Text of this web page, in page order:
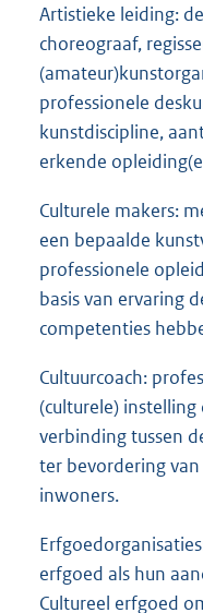
Artistieke leiding:
choreograaf,
professionele
kunstdiscipline,
erkende
Culturele makers:
een bepaalde
professionele
basis van ervaring
competenties
Cultuurcoach:
(culturele)
verbinding tussen
ter bevordering
inwoners.
erfgoed als hun
Cultureel erfgoed